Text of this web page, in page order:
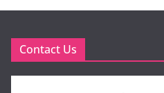
Contact Us